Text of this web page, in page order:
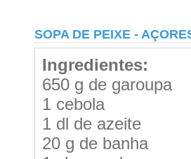
SOPA DE PEIXE -
Ingredientes:
650 g de garoupa
1 cebola
1 dl de azeite
20 g de banha